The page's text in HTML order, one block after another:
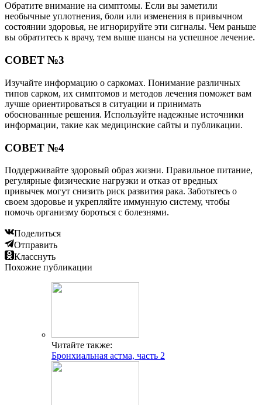
Обратите внимание на симптомы. Если вы заметили
необычные уплотнения, боли или изменения в привычном
состоянии здоровья, не игнорируйте эти сигналы. Чем раньше
вы обратитесь к врачу, тем выше шансы на успешное лечение.
СОВЕТ №3
Изучайте информацию о саркомах. Понимание различных
типов сарком, их симптомов и методов лечения поможет вам
лучше ориентироваться в ситуации и принимать
обоснованные решения. Используйте надежные источники
информации, такие как медицинские сайты и публикации.
СОВЕТ №4
Поддерживайте здоровый образ жизни. Правильное питание,
регулярные физические нагрузки и отказ от вредных
привычек могут снизить риск развития рака. Заботьтесь о
своем здоровье и укрепляйте иммунную систему, чтобы
помочь организму бороться с болезнями.
Поделиться
Отправить
Класснуть
Похожие публикации
Читайте также:
Бронхиальная астма, часть 2